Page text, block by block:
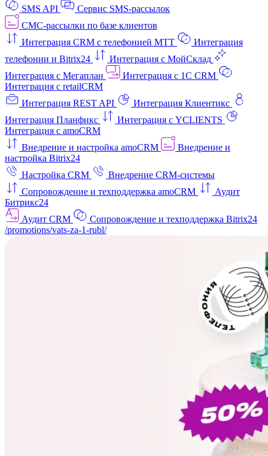
SMS API
Сервис SMS-рассылок
СМС-рассылки по базе клиентов
Интеграция CRM с телефонией МТТ
Интеграция
телефонии и Bitrix24
Интеграция с МойСклад
Интеграция с Мегаплан
Интеграция с 1C CRM
Интеграция с retailCRM
Интеграция REST API
Интеграция Клиентикс
Интеграция Планфикс
Интеграция с YCLIENTS
Интеграция с amoCRM
Внедрение и настройка amoCRM
Внедрение и
настройка Bitrix24
Настройка CRM
Внедрение CRM-системы
Сопровождение и техподдержка amoCRM
Аудит
Битрикс24
Аудит CRM
Сопровождение и техподдержка Bitrix24
/promotions/vats-za-1-rubl/